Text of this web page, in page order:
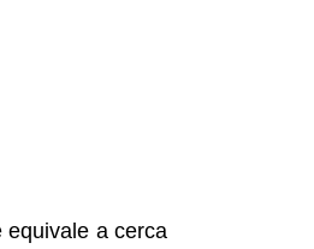
equivale a cerca